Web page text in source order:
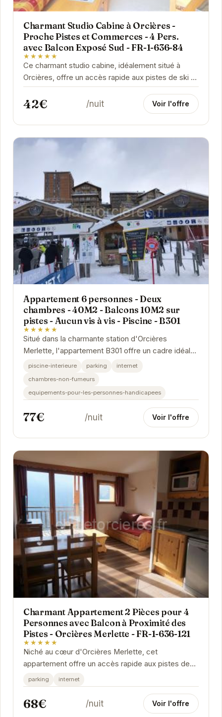
Charmant Studio Cabine à Orcières -
Proche Pistes et Commerces - 4 Pers.
avec Balcon Exposé Sud - FR-1-636-84
★★★★★
Ce charmant studio cabine, idéalement situé à
Orcières, offre un accès rapide aux pistes de ski et
à l'animation du centre-ville. Son balcon...
42€ /nuit Voir l'offre
Appartement 6 personnes - Deux
chambres - 40M2 - Balcons 10M2 sur
pistes - Aucun vis à vis - Piscine - B301
★★★★★
Situé dans la charmante station d'Orcières
Merlette, l'appartement B301 offre un cadre idéal
pour des vacances à la montagne réussies. Avec
piscine-interieure parking
internet
chambres-non-fumeurs
equipements-pour-les-personnes-handicapees
77€ /nuit Voir l'offre
Charmant Appartement 2 Pièces pour 4
Personnes avec Balcon à Proximité des
Pistes - Orcières Merlette - FR-1-636-121
★★★★★
Niché au cœur d'Orcières Merlette, cet
appartement offre un accès rapide aux pistes de
ski et aux nombreuses activités de la station. Son
balcon...
parking internet
68€ /nuit Voir l'offre